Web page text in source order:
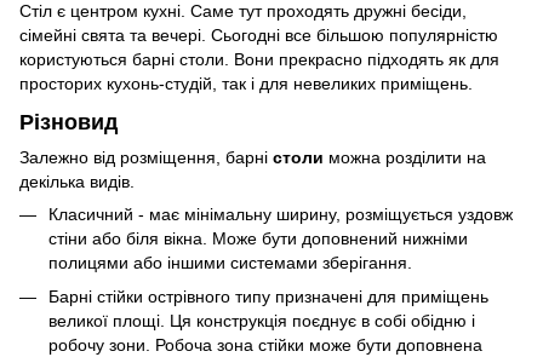
Стіл є центром кухні. Саме тут проходять дружні бесіди,
сімейні свята та вечері. Сьогодні все більшою популярністю
користуються барні столи. Вони прекрасно підходять як для
просторих кухонь-студій, так і для невеликих приміщень.
Різновид
Залежно від розміщення, барні столи можна розділити на
декілька видів.
Класичний - має мінімальну ширину, розміщується уздовж
стіни або біля вікна. Може бути доповнений нижніми
полицями або іншими системами зберігання.
Барні стійки острівного типу призначені для приміщень
великої площі. Ця конструкція поєднує в собі обідню і
робочу зони. Робоча зона стійки може бути доповнена